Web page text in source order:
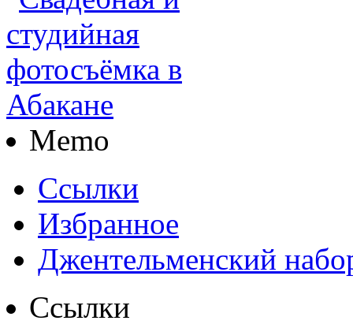
Memo
Ссылки
Избранное
Джентельменский
Ссылки